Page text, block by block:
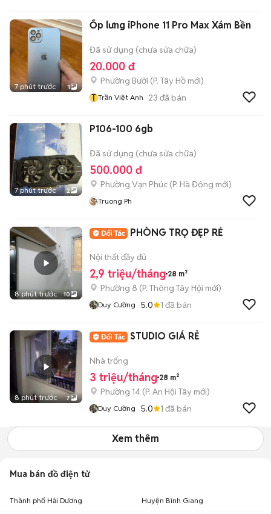
7 phút trước 1
Ốp lưng iPhone 11 Pro Max Xám Bền
Đã sử dụng (chưa sửa chữa)
20.000 đ
Phường Bưởi (P. Tây Hồ mới)
T Trần Việt Anh 23 đã bán
7 phút trước 2
P106-100 6gb
Đã sử dụng (chưa sửa chữa)
500.000 đ
Phường Vạn Phúc (P. Hà Đông mới)
Truong Ph
8 phút trước 10
PHÒNG TRỌ ĐẸP RẺ
Nội thất đầy đủ
2,9 triệu/tháng 28 m²
Phường 8 (P. Thông Tây Hội mới)
Duy Cường 5.0 1 đã bán
8 phút trước 7
STUDIO GIÁ RẺ
Nhà trống
3 triệu/tháng 28 m²
Phường 14 (P. An Hội Tây mới)
Duy Cường 5.0 1 đã bán
Xem thêm
Mua bán đồ điện tử
Thành phố Hải Dương Huyện Bình Giang